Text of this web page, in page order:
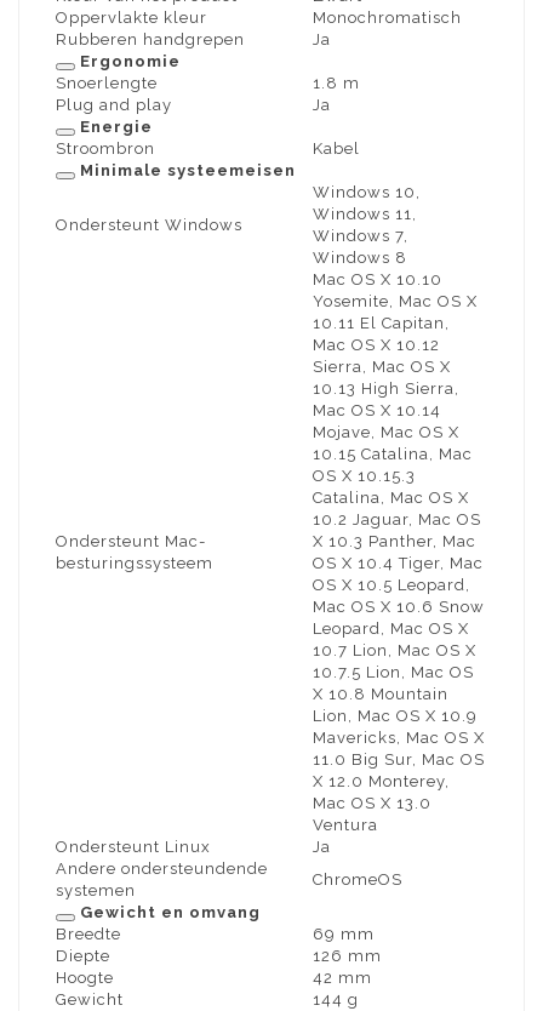
Oppervlakte kleur
Monochromatisch
Rubberen handgrepen
Ja
Ergonomie
Snoerlengte
1.8 m
Plug and play
Ja
Energie
Stroombron
Kabel
Minimale systeemeisen
Ondersteunt Windows
Windows 10,
Windows 11,
Windows 7,
Windows 8
Ondersteunt Mac-
besturingssysteem
Mac OS X 10.10
Yosemite, Mac OS X
10.11 El Capitan,
Mac OS X 10.12
Sierra, Mac OS X
10.13 High Sierra,
Mac OS X 10.14
Mojave, Mac OS X
10.15 Catalina, Mac
OS X 10.15.3
Catalina, Mac OS X
10.2 Jaguar, Mac OS
X 10.3 Panther, Mac
OS X 10.4 Tiger, Mac
OS X 10.5 Leopard,
Mac OS X 10.6 Snow
Leopard, Mac OS X
10.7 Lion, Mac OS X
10.7.5 Lion, Mac OS
X 10.8 Mountain
Lion, Mac OS X 10.9
Mavericks, Mac OS X
11.0 Big Sur, Mac OS
X 12.0 Monterey,
Mac OS X 13.0
Ventura
Ondersteunt Linux
Ja
Andere ondersteundende
systemen
ChromeOS
Gewicht en omvang
Breedte
69 mm
Diepte
126 mm
Hoogte
42 mm
Gewicht
144 g